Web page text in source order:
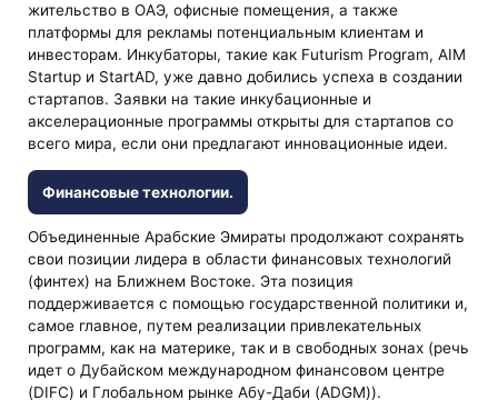
жительство в ОАЭ, офисные помещения, а также
платформы для рекламы потенциальным клиентам и
инвесторам. Инкубаторы, такие как Futurism Program, AIM
Startup и StartAD, уже давно добились успеха в создании
стартапов. Заявки на такие инкубационные и
акселерационные программы открыты для стартапов со
всего мира, если они предлагают инновационные идеи.
Финансовые технологии.
Объединенные Арабские Эмираты продолжают сохранять
свои позиции лидера в области финансовых технологий
(финтех) на Ближнем Востоке. Эта позиция
поддерживается с помощью государственной политики и,
самое главное, путем реализации привлекательных
программ, как на материке, так и в свободных зонах (речь
идет о Дубайском международном финансовом центре
(DIFC) и Глобальном рынке Абу-Даби (ADGM)).